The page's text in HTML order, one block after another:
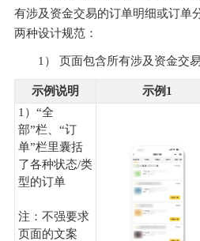
有涉及资金交易的订单明细或订单
两种设计规范：
1） 页面包含所有涉及资金交
示例说明 示例1
1）“全
部”栏、“订
单”栏里囊括
了各种状态/类
型的订单
注：不强要求
页面的文案